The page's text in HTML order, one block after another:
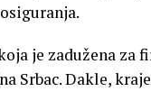
je zadužena za
Srbac. Dakle,